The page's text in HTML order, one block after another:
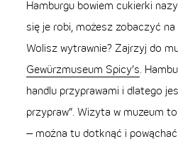
Hamburgu bowiem cukierki
się je robi, możesz zobaczyć na
Wolisz wytrawnie? Zajrzyj do
Gewürzmuseum Spicy’s.
handlu przyprawami i dlatego
przypraw”. Wizyta w muzeum
– można tu dotknąć i